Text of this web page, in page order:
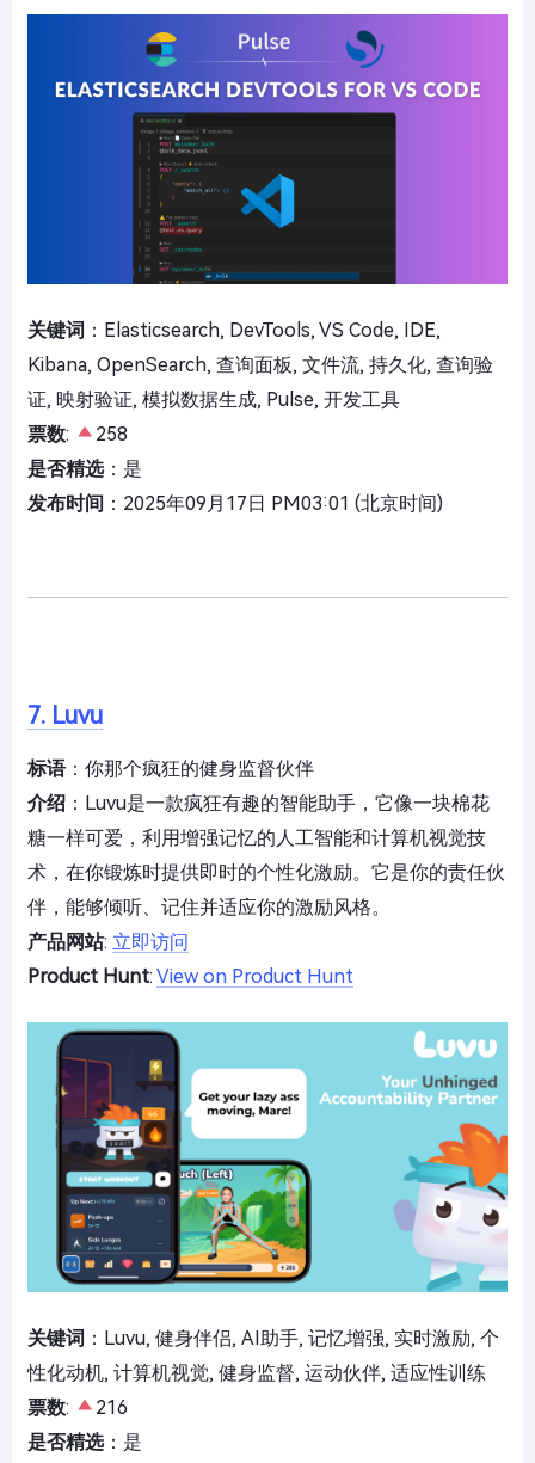
关键词 ：Elasticsearch, DevTools, VS Code, IDE,
Kibana, OpenSearch, 查询面板, 文件流, 持久化, 查询验
证, 映射验证, 模拟数据生成, Pulse, 开发工具
票数:
258
是否精选：是
发布时间 ：2025年09月17日 PM03:01 (北京时间)
7. Luvu
标语：你那个疯狂的健身监督伙伴
介绍 ：Luvu是一款疯狂有趣的智能助手，它像一块棉花
糖一样可爱，利用增强记忆的人工智能和计算机视觉技
术，在你锻炼时提供即时的个性化激励。它是你的责任伙
伴，能够倾听、记住并适应你的激励风格。
产品网站: 立即访问
Product Hunt: View on Product Hunt
关键词 ：Luvu, 健身伴侣, AI助手, 记忆增强, 实时激励, 个
性化动机, 计算机视觉, 健身监督, 运动伙伴, 适应性训练
票数:
216
是否精选：是